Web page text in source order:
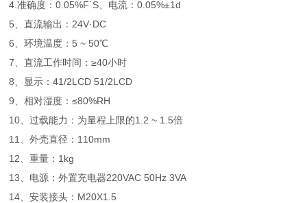
4.准确度：0.05%F˙S、电流：0.05%±1d
5、直流输出：24V·DC
6、环境温度：5 ~ 50℃
7、直流工作时间：≥40小时
8、显示：41/2LCD 51/2LCD
9、相对湿度：≤80%RH
10、过载能力：为量程上限的1.2 ~ 1.5倍
11、外壳直径：110mm
12、重量：1kg
13、电源：外置充电器220VAC 50Hz 3VA
14、安装接头：M20X1.5